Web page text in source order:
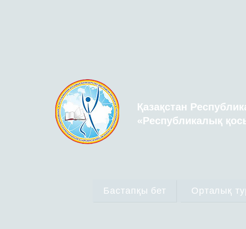
Қазақстан
«Республикалық
Бастапқы бет Орталық